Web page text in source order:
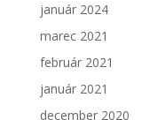
január 2024
marec 2021
február 2021
január 2021
december 2020